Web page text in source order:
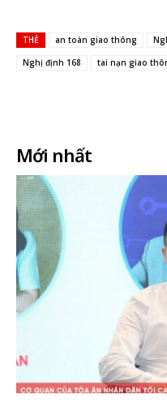
THẺ an toàn giao thông
Nghị định 168
tai nạn giao
Mới nhất